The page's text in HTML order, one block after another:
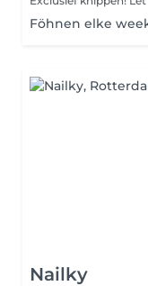
Föhnen elke
Nailky